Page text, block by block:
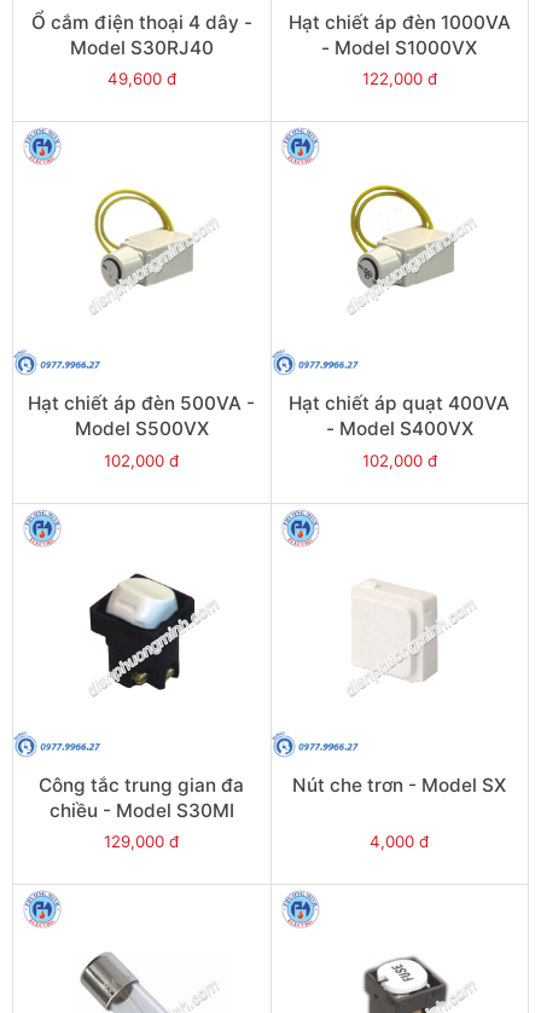
Ổ cắm điện thoại 4 dây -
Model S30RJ40
49,600 đ
Hạt chiết áp đèn 1000VA
- Model S1000VX
122,000 đ
Hạt chiết áp đèn 500VA -
Model S500VX
102,000 đ
Hạt chiết áp quạt 400VA
- Model S400VX
102,000 đ
Công tắc trung gian đa
chiều - Model S30MI
129,000 đ
Nút che trơn - Model SX
4,000 đ